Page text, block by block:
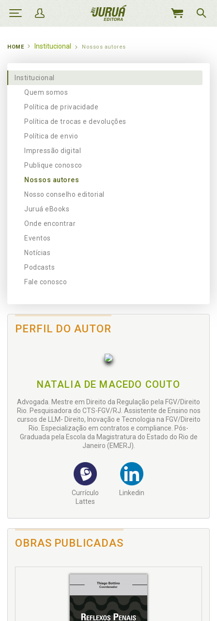
MEU
HOME Institucional Nossos autores
Institucional
Quem somos
Política de privacidade
Política de trocas e devoluções
Política de envio
Impressão digital
Publique conosco
Nossos autores
Nosso conselho editorial
Juruá eBooks
Onde encontrar
Eventos
Notícias
Podcasts
Fale conosco
PERFIL DO AUTOR
NATALIA DE MACEDO COUTO
Advogada. Mestre em Direito da Regulação pela FGV/Direito
Rio. Pesquisadora do CTS-FGV/RJ. Assistente de Ensino nos
cursos de LLM- Direito, Inovação e Tecnologia na FGV/Direito
Rio. Especialização em contratos e compliance. Pós-
Graduada pela Escola da Magistratura do Estado do Rio de
Janeiro (EMERJ).
Currículo
Lattes
Linkedin
OBRAS PUBLICADAS